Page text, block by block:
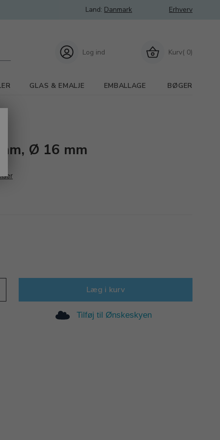
Land: Danmark Erhverv
Kurv( 0)
Log ind
GLAS & EMALJE EMBALLAGE BØGER
Ø 16 mm
Læg i kurv
Tilføj til Ønskeskyen